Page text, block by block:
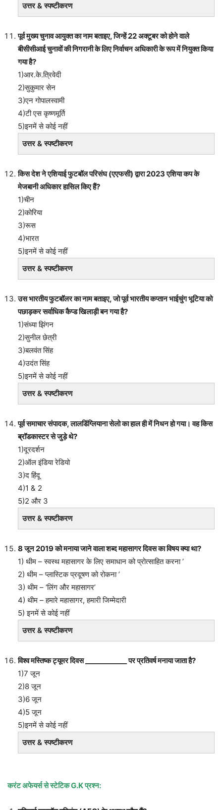
उत्तर & स्पष्टीकरण
पूर्व मुख्य चुनाव आयुक्त का नाम बताइए, जिन्हें 22 अक्टूबर को होने वाले
बीसीसीआई चुनावों की निगरानी के लिए निर्वाचन अधिकारी के रूप में नियुक्त किया
गया है?
1)आर.के.त्रिवेदी
2)सुकुमार सेन
3)एन गोपालस्वामी
4)टी एस कृष्णमूर्ति
5)इनमें से कोई नहीं
उत्तर & स्पष्टीकरण
किस देश ने एशियाई फुटबॉल परिसंघ (एएफसी) द्वारा 2023 एशिया कप के
मेजबानी अधिकार हासिल किए हैं?
1)चीन
2)कोरिया
3)रूस
4)भारत
5)इनमें से कोई नहीं
उत्तर & स्पष्टीकरण
उस भारतीय फुटबॉलर का नाम बताइए, जो पूर्व भारतीय कप्तान भाईचुंग भूटिया को
पछाड़कर सर्वाधिक कैप्ड खिलाड़ी बन गया है?
1)संध्या झिंगन
2)सुनील छेत्री
3)बलवंत सिंह
4)उदंत सिंह
5)इनमें से कोई नहीं
उत्तर & स्पष्टीकरण
पूर्व समाचार संपादक, लालडिंग्लियाना सेलो का हाल ही में निधन हो गया। वह किस
ब्रॉडकास्टर से जुड़े थे?
1)दूरदर्शन
2)ऑल इंडिया रेडियो
3)द हिंदू
4)1 & 2
5)2 और 3
उत्तर & स्पष्टीकरण
8 जून 2019 को मनाया जाने वाला शब्द महासागर दिवस का विषय क्या था?
1) थीम – स्वस्थ महासागर के लिए समाधान को प्रोत्साहित करना ’
2) थीम – प्लास्टिक प्रदूषण को रोकना ’
3) थीम – ‘लिंग और महासागर’
4) थीम – हमारे महासागर, हमारी जिम्मेदारी
5) इनमें से कोई नहीं
उत्तर & स्पष्टीकरण
विश्व मस्तिष्क ट्यूमर दिवस ____________ पर प्रतिवर्ष मनाया जाता है?
1)7 जून
2)8 जून
3)6 जून
4)5 जून
5)इनमें से कोई नहीं
उत्तर & स्पष्टीकरण
करंट अफेयर्स से स्टेटिकG.K प्रश्न: